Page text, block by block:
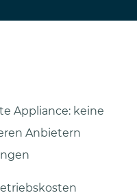
Appliance: keine
Anbietern